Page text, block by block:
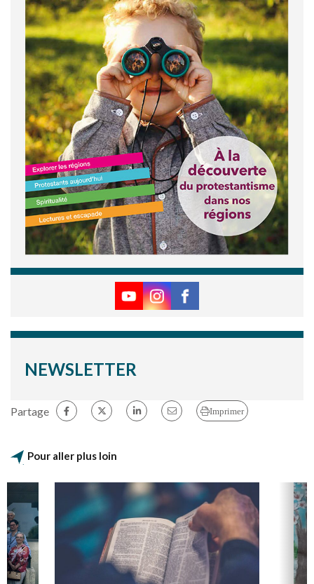
NEWSLETTER
Partage Imprimer
Pour aller plus loin